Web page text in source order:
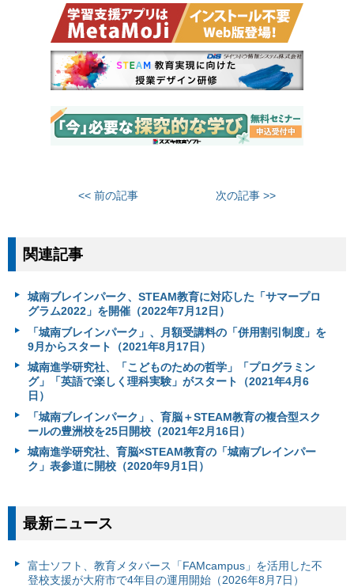
<< 前の記事 次の記事 >>
関連記事
城南ブレインパーク、STEAM教育に対応した「サマープロ
グラム2022」を開催（2022年7月12日）
「城南ブレインパーク」、月額受講料の「併用割引制度」を
9月からスタート（2021年8月17日）
城南進学研究社、「こどものための哲学」「プログラミン
グ」「英語で楽しく理科実験」がスタート（2021年4月6
日）
「城南ブレインパーク」、育脳＋STEAM教育の複合型スク
ールの豊洲校を25日開校（2021年2月16日）
城南進学研究社、育脳×STEAM教育の「城南ブレインパー
ク」表参道に開校（2020年9月1日）
最新ニュース
富⼠ソフト、教育メタバース「FAMcampus」を活用した不
登校支援が大府市で4年目の運用開始（2026年8月7日）